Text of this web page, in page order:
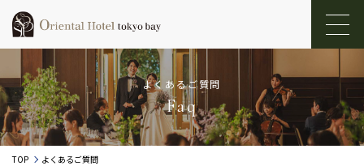
よくあるご質問
Faq
TOP よくあるご質問